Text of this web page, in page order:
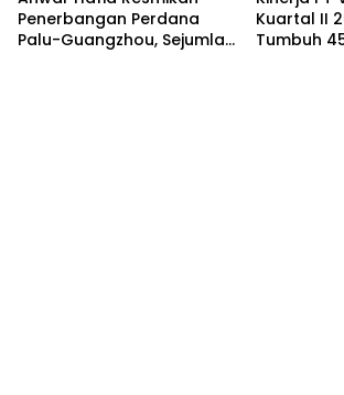
Penerbangan Perdana
Palu-Guangzhou, Sejumlah
Kuartal II
Tumbuh